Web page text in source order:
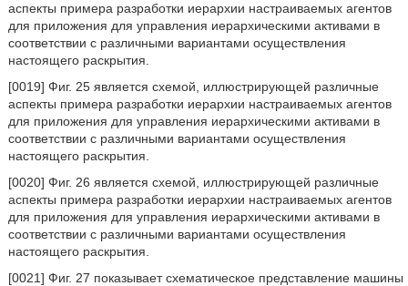
аспекты примера разработки иерархии настраиваемых агентов
для приложения для управления иерархическими активами в
соответствии с различными вариантами осуществления
настоящего раскрытия.
[0019] Фиг. 25 является схемой, иллюстрирующей различные
аспекты примера разработки иерархии настраиваемых агентов
для приложения для управления иерархическими активами в
соответствии с различными вариантами осуществления
настоящего раскрытия.
[0020] Фиг. 26 является схемой, иллюстрирующей различные
аспекты примера разработки иерархии настраиваемых агентов
для приложения для управления иерархическими активами в
соответствии с различными вариантами осуществления
настоящего раскрытия.
[0021] Фиг. 27 показывает схематическое представление машины